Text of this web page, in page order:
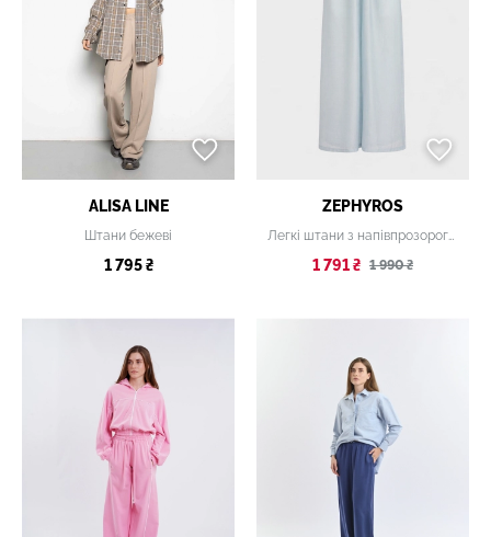
ALISA LINE
Штани бежеві
1 795 ₴
ZEPHYROS
Легкі штани з напівпрозорого тенселу
1 791 ₴ 1 990 ₴